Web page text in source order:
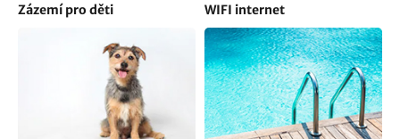
Zázemí pro děti WIFI internet